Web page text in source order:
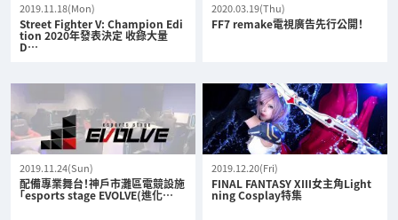
2019.11.18(Mon)
Street Fighter V: Champion Edi
tion 2020年發表決定 收錄大量
D…
2020.03.19(Thu)
FF7 remake電視廣告先行公開！
2019.11.24(Sun)
配備專業舞台！神戶市灘區電競設施
「esports stage EVOLVE(進化…
2019.12.20(Fri)
FINAL FANTASY XIII女主角Light
ning Cosplay特集